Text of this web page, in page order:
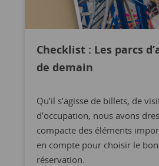
Checklist : Les parcs
de demain
Qu’il s’agisse de billets, de
d’occupation, nous avons
compacte des éléments
en compte pour choisir le
réservation.